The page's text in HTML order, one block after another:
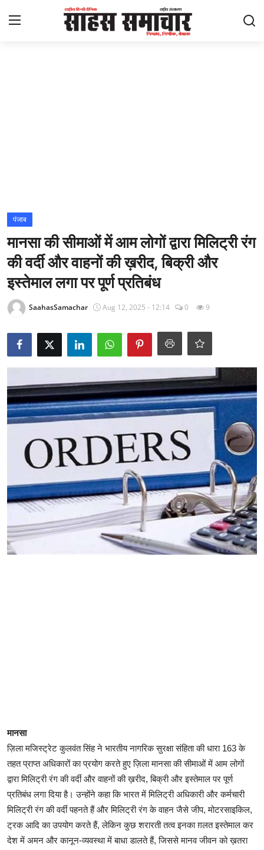
राज्य
अंतराष्ट्रीय
राजनीति
खेल
Epaper
धर्म
लाइफस्टाइल
टेक
पंजाब
मानसा की सीमाओं में आम लोगों द्वारा मिलिट्री रंग
की वर्दी और वाहनों की ख़रीद, बिक्री और
इस्तेमाल लगा पर पूर्ण प्रतिबंध
SaahasSamachar Aug 12, 2025 - 12:14 0 9
मानसा
ज़िला मजिस्ट्रेट कुलवंत सिंह ने भारतीय नागरिक सुरक्षा संहिता की धारा 163 के
तहत प्राप्त अधिकारों का प्रयोग करते हुए ज़िला मानसा की सीमाओं में आम लोगों
द्वारा मिलिट्री रंग की वर्दी और वाहनों की ख़रीद, बिक्री और इस्तेमाल पर पूर्ण
प्रतिबंध लगा दिया है। उन्होंने कहा कि भारत में मिलिट्री अधिकारी और कर्मचारी
मिलिट्री रंग की वर्दी पहनते हैं और मिलिट्री रंग के वाहन जैसे जीप, मोटरसाइकिल,
ट्रक आदि का उपयोग करते हैं, लेकिन कुछ शरारती तत्व इनका ग़लत इस्तेमाल कर
देश में अमन और कानून-व्यवस्था में बाधा डालते हैं, जिससे मानव जीवन को ख़तरा